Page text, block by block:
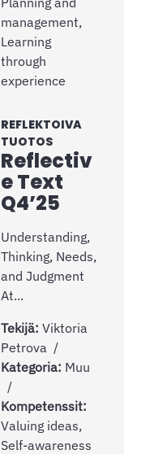
management,
Learning
through
experience
REFLEKTOIVA
TUOTOS
Reflectiv
e Text
Q4’25
Understanding,
Thinking, Needs,
and Judgment
At...
Tekijä: Viktoria
Petrova
Kategoria: Muu
Kompetenssit:
Valuing ideas,
Self-awareness